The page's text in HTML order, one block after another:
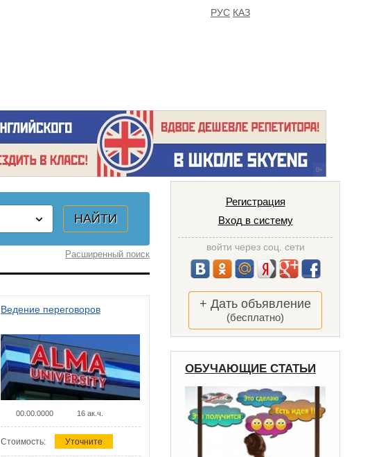
РУС КАЗ
Расширенный поиск
Ведение переговоров
00.00.0000 16 ак.ч.
Стоимость: Уточните
Регистрация
Вход в систему
войти через соц. сети
+ Дать объявление
(бесплатно)
ОБУЧАЮЩИЕ СТАТЬИ